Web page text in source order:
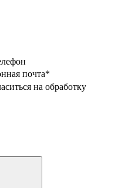
почта*
на обработку